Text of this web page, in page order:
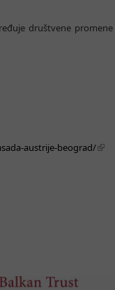
društvene
austrije-beograd/